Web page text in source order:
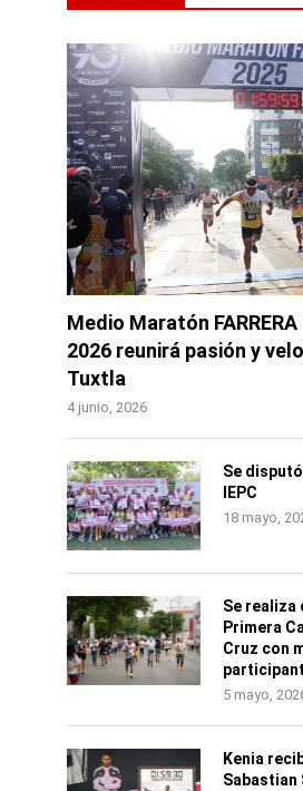
Medio Maratón
2026 reunirá pasión y
Tuxtla
4 junio, 2026
Se
IEPC
18 mayo,
Se realiza
Primera
Cruz con
5 mayo,
Kenia
Sabastian